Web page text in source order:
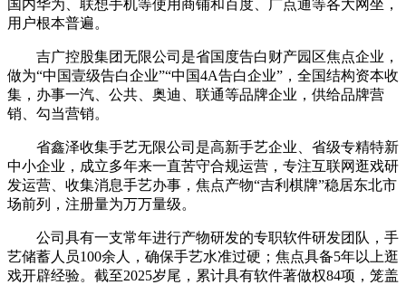
国内华为、联想手机等使用商铺和百度、广点通等各大网坐，
用户根本普遍。
吉广控股集团无限公司是省国度告白财产园区焦点企业，
做为“中国壹级告白企业”“中国4A告白企业”，全国结构资本收
集，办事一汽、公共、奥迪、联通等品牌企业，供给品牌营
销、勾当营销。
省鑫泽收集手艺无限公司是高新手艺企业、省级专精特新
中小企业，成立多年来一直苦守合规运营，专注互联网逛戏研
发运营、收集消息手艺办事，焦点产物“吉利棋牌”稳居东北市
场前列，注册量为万万量级。
公司具有一支常年进行产物研发的专职软件研发团队，手
艺储蓄人员100余人，确保手艺水准过硬；焦点具备5年以上逛
戏开辟经验。截至2025岁尾，累计具有软件著做权84项，笼盖